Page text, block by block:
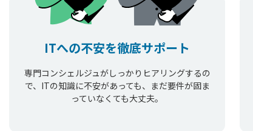
ITへの不安を徹底サポート
専門コンシェルジュがしっかりヒアリングするの
で、ITの知識に不安があっても、まだ要件が固ま
っていなくても大丈夫。